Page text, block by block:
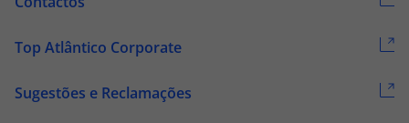
Top Atlântico Corporate
Sugestões e Reclamações